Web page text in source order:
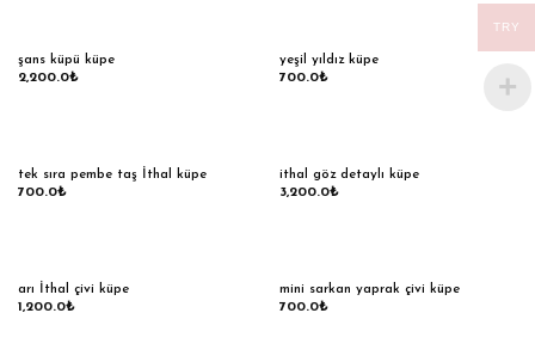
şans küpü küpe
2,200.0₺
yeşil yıldız küpe
700.0₺
tek sıra pembe taş İthal küpe
700.0₺
ithal göz detaylı küpe
3,200.0₺
arı İthal çivi küpe
1,200.0₺
mini sarkan yaprak çivi küpe
700.0₺
TRY